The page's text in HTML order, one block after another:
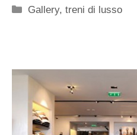
Categorie
Gallery,treni di lusso